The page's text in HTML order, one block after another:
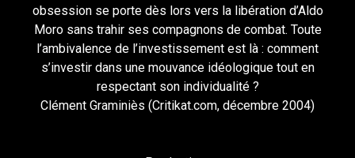
obsession se porte dès lors vers la libération d’Aldo
Moro sans trahir ses compagnons de combat. Toute
l’ambivalence de l’investissement est là : comment
s’investir dans une mouvance idéologique tout en
respectant son individualité ?
Clément Graminiès (Critikat.com, décembre 2004)